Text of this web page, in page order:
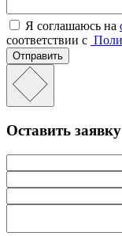
Я соглашаюсь на
соответствии с
Отправить
Оставить заявку